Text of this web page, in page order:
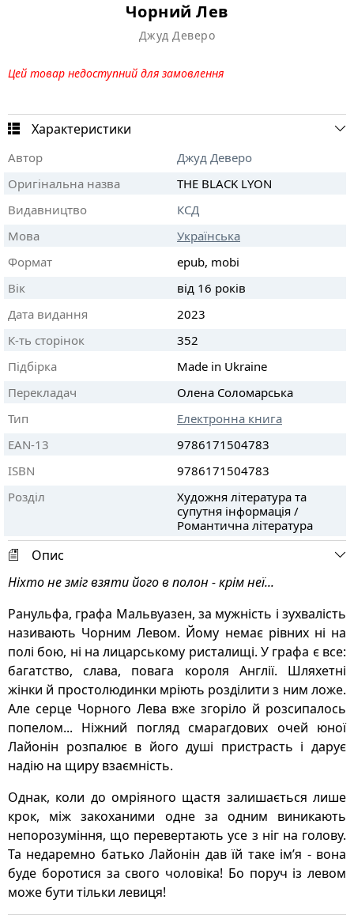
Чорний Лев
Джуд Деверо
Цей товар недоступний для замовлення
Характеристики
Автор
Джуд Деверо
Оригінальна назва
THE BLACK LYON
Видавництво
КСД
Мова
Українська
Формат
epub, mobi
Вік
від 16 років
Дата видання
2023
К-ть сторінок
352
Підбірка
Made in Ukraine
Перекладач
Олена Соломарська
Тип
Електронна книга
EAN-13
9786171504783
ISBN
9786171504783
Розділ
Художня література та
супутня інформація /
Романтична література
Опис
Ніхто не зміг взяти його в полон - крім неї...
Ранульфа, графа Мальвуазен, за мужність і зухвалість
називають Чорним Левом. Йому немає рівних ні на
полі бою, ні на лицарському ристалищі. У графа є все:
багатство, слава, повага короля Англії. Шляхетні
жінки й простолюдинки мріють розділити з ним ложе.
Але серце Чорного Лева вже згоріло й розсипалось
попелом... Ніжний погляд смарагдових очей юної
Лайонін розпалює в його душі пристрасть і дарує
надію на щиру взаємність.
Однак, коли до омріяного щастя залишається лише
крок, між закоханими одне за одним виникають
непорозуміння, що перевертають усе з ніг на голову.
Та недаремно батько Лайонін дав їй таке ім’я - вона
буде боротися за свого чоловіка! Бо поруч із левом
може бути тільки левиця!